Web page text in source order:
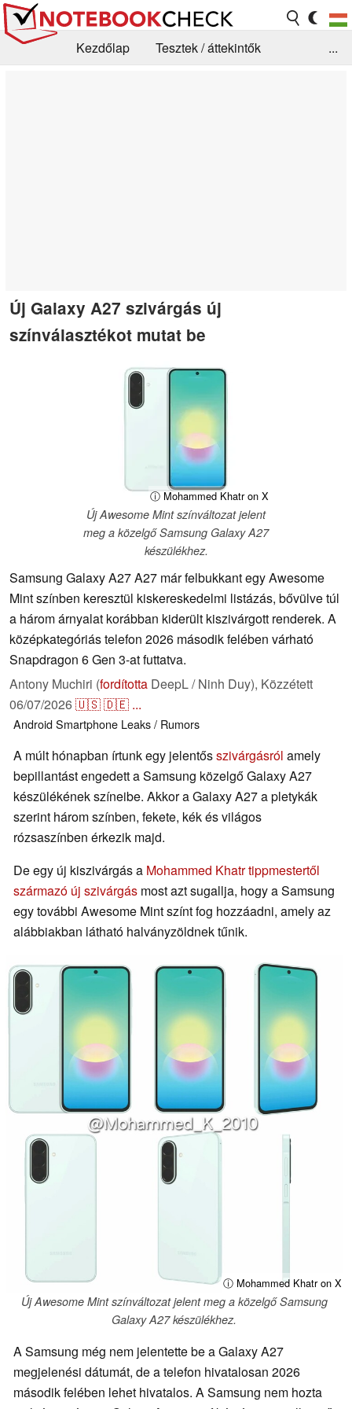
Kezdőlap
Tesztek / áttekintők
...
Új Galaxy A27 szivárgás új
színválasztékot mutat be
ⓘ Mohammed Khatr on X
Új Awesome Mint színváltozat jelent
meg a közelgő Samsung Galaxy A27
készülékhez.
Samsung Galaxy A27 A27 már felbukkant egy Awesome
Mint színben keresztül kiskereskedelmi listázás, bővülve túl
a három árnyalat korábban kiderült kiszivárgott renderek. A
középkategóriás telefon 2026 második felében várható
Snapdragon 6 Gen 3-at futtatva.
Antony Muchiri (fordította DeepL / Ninh Duy), Közzétett
06/07/2026🇺🇸🇩🇪 ...
AndroidSmartphone Leaks / Rumors
A múlt hónapban írtunk egy jelentősszivárgásról amely
bepillantást engedett a Samsung közelgő Galaxy A27
készülékének színeibe. Akkor a Galaxy A27 a pletykák
szerint három színben, fekete, kék és világos
rózsaszínben érkezik majd.
De egy új kiszivárgás a Mohammed Khatr tippmestertől
származó új szivárgás most azt sugallja, hogy a Samsung
egy további Awesome Mint színt fog hozzáadni, amely az
alábbiakban látható halványzöldnek tűnik.
ⓘ Mohammed Khatr on X
Új Awesome Mint színváltozat jelent meg a közelgő Samsung
Galaxy A27 készülékhez.
A Samsung még nem jelentette be a Galaxy A27
megjelenési dátumát, de a telefon hivatalosan 2026
második felében lehet hivatalos. A Samsung nem hozta